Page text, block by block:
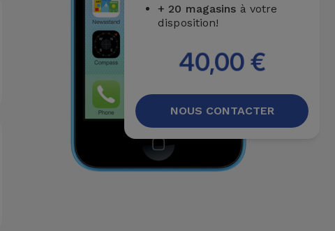
+ 20 magasins à votre
disposition!
40,00 €
NOUS CONTACTER